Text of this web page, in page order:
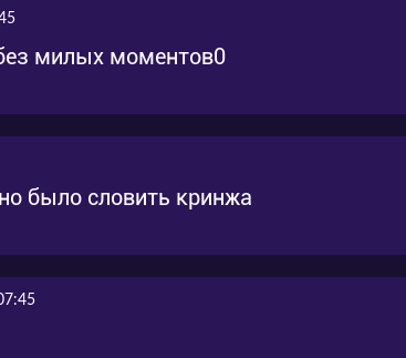
милых моментов0
было словить кринжа